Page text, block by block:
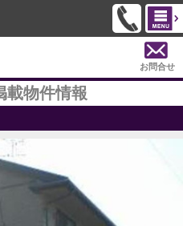
お問合せ
載物件情報